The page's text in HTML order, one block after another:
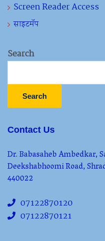
Screen Reader Access
साइटमॅप
Search
Search
Contact Us
Dr. Babasaheb Ambedkar,
Deekshabhoomi Road,
440022
07122870120
07122870121